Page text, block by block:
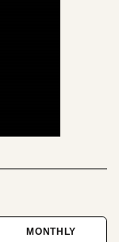
MONTHLY